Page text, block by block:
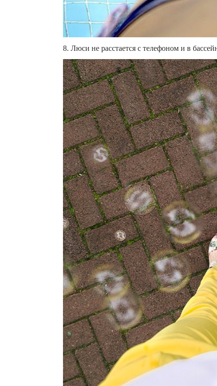
8. Люси не расстается с телефоном и в